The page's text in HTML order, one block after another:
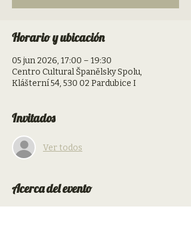
Horario y ubicación
05 jun 2026, 17:00 – 19:30
Centro Cultural Španělsky Spolu,
Klášterní 54, 530 02 Pardubice I
Invitados
Ver todos
Acerca del evento